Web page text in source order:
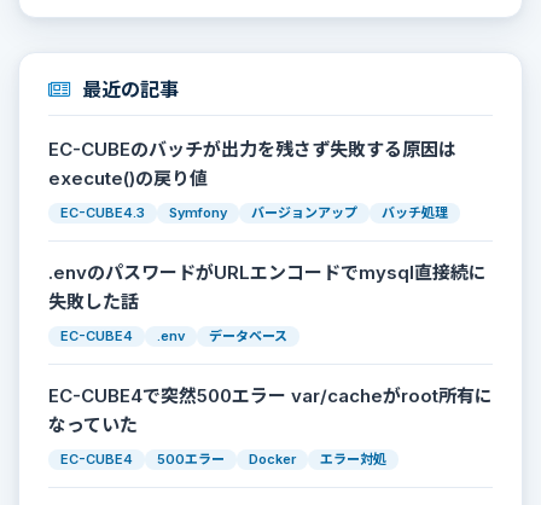
最近の記事
EC-CUBEのバッチが出力を残さず失敗する原因は
execute()の戻り値
EC-CUBE4.3 Symfony バージョンアップ バッチ処理
.envのパスワードがURLエンコードでmysql直接続に
失敗した話
EC-CUBE4 .env データベース
EC-CUBE4で突然500エラー var/cacheがroot所有に
なっていた
EC-CUBE4 500エラー Docker エラー対処